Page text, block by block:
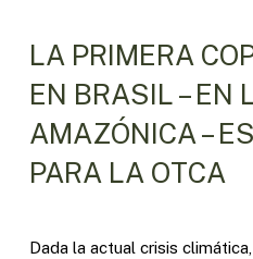
LA PRIMERA
EN BRASIL – EN
AMAZÓNICA –
PARA LA OTCA
Dada la actual crisis